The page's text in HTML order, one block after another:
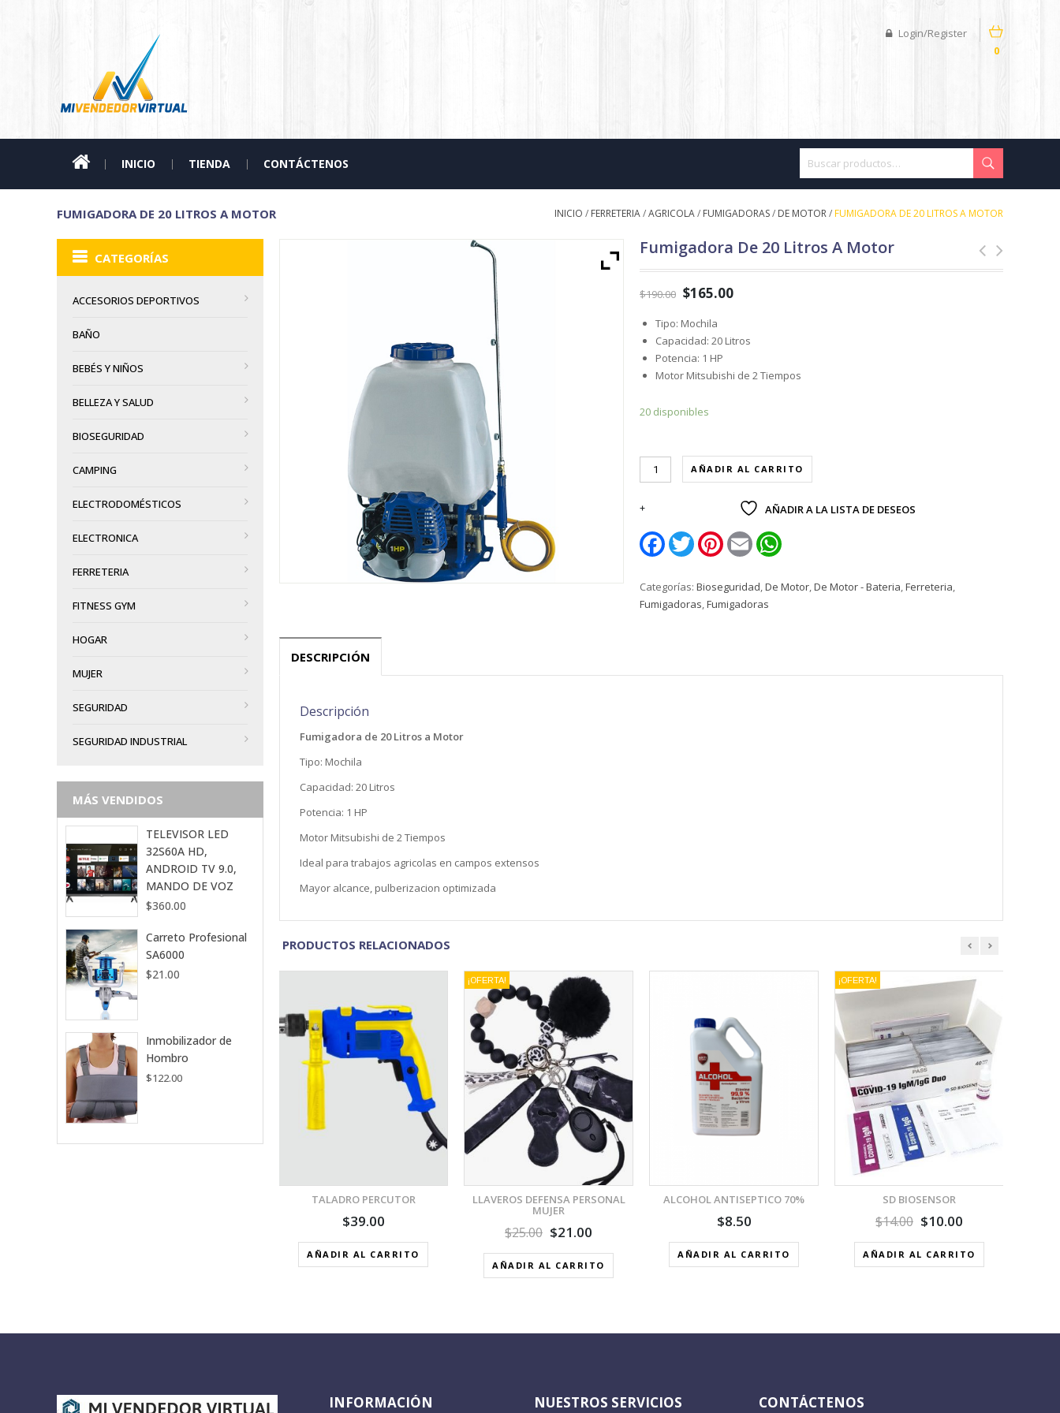
0
Login/Register
INICIO TIENDA CONTÁCTENOS
FUMIGADORA DE 20 LITROS A MOTOR INICIO / FERRETERIA/AGRICOLA/ FUMIGADORAS/ DE MOTOR/FUMIGADORA DE 20 LITROS A MOTOR
Fumigadora De 20 Litros A Motor
$190.00 $165.00
Tipo: Mochila
Capacidad: 20 Litros
Potencia: 1 HP
Motor Mitsubishi de 2 Tiempos
20 disponibles
AÑADIR AL CARRITO
AÑADIR A LA LISTA DE DESEOS
FacebookTwitter PinterestEmail
Categorías: Bioseguridad,De Motor,De Motor - Bateria,Ferreteria,
Fumigadoras,Fumigadoras
DESCRIPCIÓN
Descripción
Fumigadora de 20 Litros a Motor
Tipo: Mochila
Capacidad: 20 Litros
Potencia: 1 HP
Motor Mitsubishi de 2 Tiempos
Ideal para trabajos agricolas en campos extensos
Mayor alcance, pulberizacion optimizada
PRODUCTOS RELACIONADOS
VISTA RÁPIDA
TALADRO PERCUTOR
$39.00
AÑADIR AL CARRITO
¡OFERTA!
VISTA RÁPIDA
AÑADIR A LA LISTA DE
LLAVEROS DEFENSA PERSONAL
MUJER
$25.00 $21.00
AÑADIR AL CARRITO
VISTA RÁPIDA
AÑADIR A LA LISTA DE
DESEOS
ALCOHOL ANTISEPTICO 70%
$8.50
AÑADIR AL CARRITO
¡OFERTA!
VISTA RÁPIDA
AÑADIR A LA LISTA DE
DESEOS
SD BIOSENSOR
$14.00 $10.00
AÑADIR AL CARRITO
VISTA RÁPIDA
AÑADIR A LA LISTA DE
DESEOS
prev next
CATEGORÍAS
ACCESORIOS DEPORTIVOS
BAÑO
BEBÉS Y NIÑOS
BELLEZA Y SALUD
BIOSEGURIDAD
CAMPING
ELECTRODOMÉSTICOS
ELECTRONICA
FERRETERIA
FITNESS GYM
HOGAR
MUJER
SEGURIDAD
SEGURIDAD INDUSTRIAL
MÁS VENDIDOS
TELEVISOR LED
32S60A HD,
ANDROID TV 9.0,
MANDO DE VOZ
$360.00
Carreto Profesional
SA6000
$21.00
Inmobilizador de
Hombro
$122.00
INFORMACIÓN NUESTROS SERVICIOS CONTÁCTENOS